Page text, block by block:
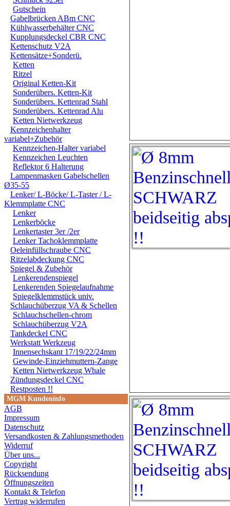
Gutschein
Gabelbrücken ABm CNC
Kühlwasserbehälter CNC
Kupplungsdeckel CBR CNC
Kettenschutz V2A
Kettensätze+Sonderü.
Ketten
Ritzel
Original Ketten-Kit
Sonderübers. Ketten-Kit
Sonderübers. Kettenrad Stahl
Sonderübers. Kettenrad Alu
Ketten Nietwerkzeug
Kennzeichenhalter
variabel+Zubehör
Kennzeichen-Halter variabel
Kennzeichen Leuchten
Reflektor 6 Halterung
Lampenmasken Gabelschellen
Ø35-55
Lenker/ L-Böcke/ L-Taster / L-
Klemmplatte CNC
Lenker
Lenkerböcke
Lenkertaster 3er /2er
Lenker Tachoklemmplatte
Oeleinfüllschraube CNC
Ritzelabdeckung CNC
Spiegel & Zubehör
Lenkerendenspiegel
Lenkerenden Spiegelaufnahme
Spiegelklemmstück univ.
Schlauchüberzug VA & Schellen
Schlauchschellen-chrom
Schlauchüberzug V2A
Tankdeckel CNC
Werkstatt Werkzeug
Innensechskant 17/19/22/24mm
Gewinde-Einziehmuttern-Zange
Ketten Nietwerkzeug Whale
Zündungsdeckel CNC
Restposten !!
MGM Kundeninfo
AGB
Impressum
Datenschutz
Versandkosten & Zahlungsmethoden
Widerruf
Über uns...
Copyright
Rücksendung
Öffnungszeiten
Kontakt & Telefon
Vertrag widerrufen